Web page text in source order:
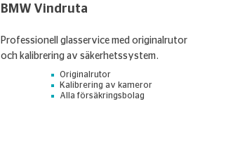
BMW Vindruta
Professionell glasservice med originalrutor
och kalibrering av säkerhetssystem.
Originalrutor
Kalibrering av kameror
Alla försäkringsbolag